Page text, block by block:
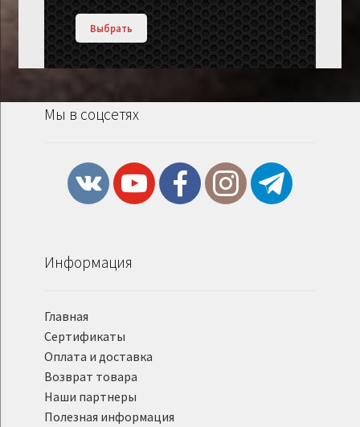
Выбрать
Мы в соцсетях
Информация
Главная
Сертификаты
Оплата и доставка
Возврат товара
Наши партнеры
Полезная информация